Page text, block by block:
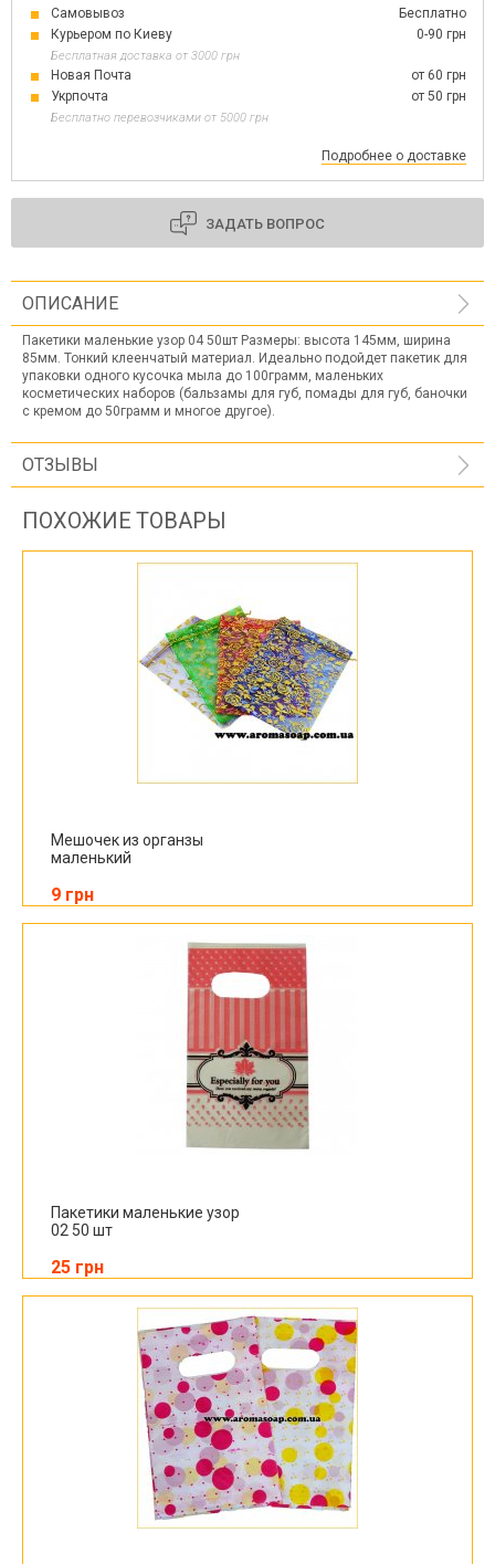
Самовывоз
Бесплатно
Курьером по Киеву
0-90 грн
Бесплатная доставка от 3000 грн
Новая Почта
от 60 грн
Укрпочта
от 50 грн
Бесплатно перевозчиками от 5000 грн
Подробнее о доставке
ЗАДАТЬ ВОПРОС
ОПИСАНИЕ
Пакетики маленькие узор 04 50шт Размеры: высота 145мм, ширина
85мм. Тонкий клеенчатый материал. Идеально подойдет пакетик для
упаковки одного кусочка мыла до 100грамм, маленьких
косметических наборов (бальзамы для губ, помады для губ, баночки
с кремом до 50грамм и многое другое).
ОТЗЫВЫ
ПОХОЖИЕ ТОВАРЫ
Мешочек из органзы
маленький
9 грн
Пакетики маленькие узор
02 50 шт
25 грн